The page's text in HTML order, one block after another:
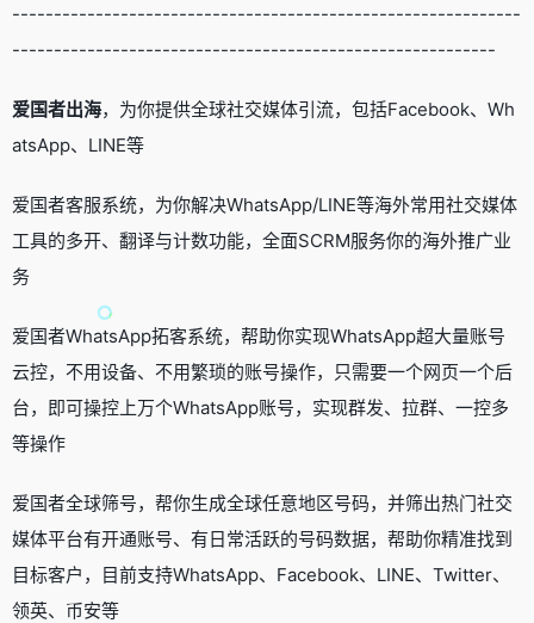
-------------------------------------------------------------
----------------------------------------------------------
爱国者出海，为你提供全球社交媒体引流，包括Facebook、Wh
atsApp、LINE等
爱国者客服系统，为你解决WhatsApp/LINE等海外常用社交媒体
工具的多开、翻译与计数功能，全面SCRM服务你的海外推广业
务
爱国者WhatsApp拓客系统，帮助你实现WhatsApp超大量账号
云控，不用设备、不用繁琐的账号操作，只需要一个网页一个后
台，即可操控上万个WhatsApp账号，实现群发、拉群、一控多
等操作
爱国者全球筛号，帮你生成全球任意地区号码，并筛出热门社交
媒体平台有开通账号、有日常活跃的号码数据，帮助你精准找到
目标客户，目前支持WhatsApp、Facebook、LINE、Twitter、
领英、币安等